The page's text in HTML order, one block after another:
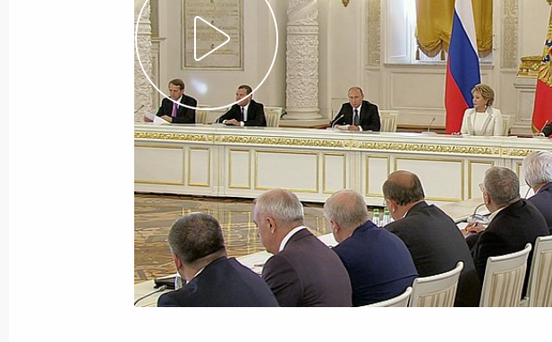
предпринимателями и представителями Фонда развития
интернет-инициатив
19 мая 2015 года, 18:00
Заседание Государственного совета по вопросам
7 апреля 2015 года, 17:35
Совещание о ситуации на рынке труда